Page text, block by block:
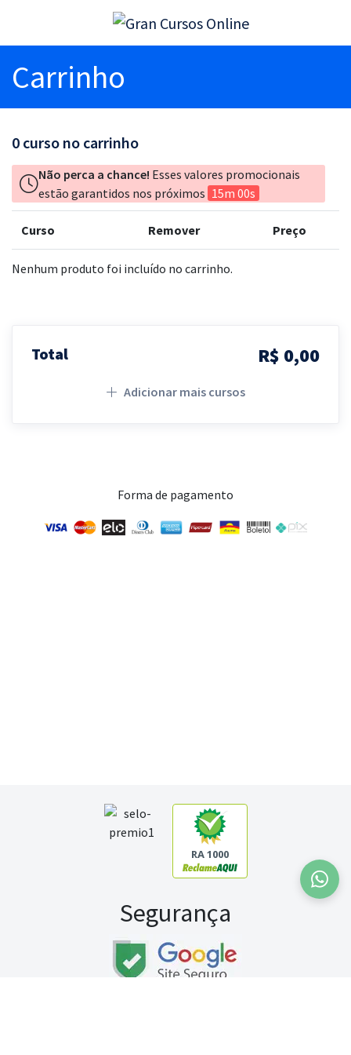
Carrinho
0 curso no carrinho
Não perca a chance! Esses valores promocionais
estão garantidos nos próximos 15m 00s
Curso Remover Preço
Nenhum produto foi incluído no carrinho.
Total R$ 0,00
Adicionar mais cursos
Forma de pagamento
RA 1000
Segurança